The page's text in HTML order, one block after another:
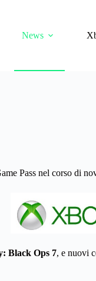
News
Pass nel corso di
Black Ops 7, e nuovi